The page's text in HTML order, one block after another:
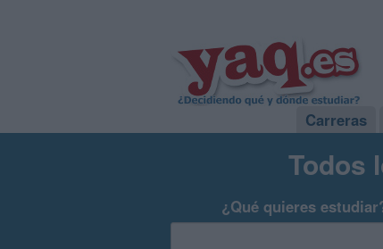
Carreras
Todos
¿Qué quieres